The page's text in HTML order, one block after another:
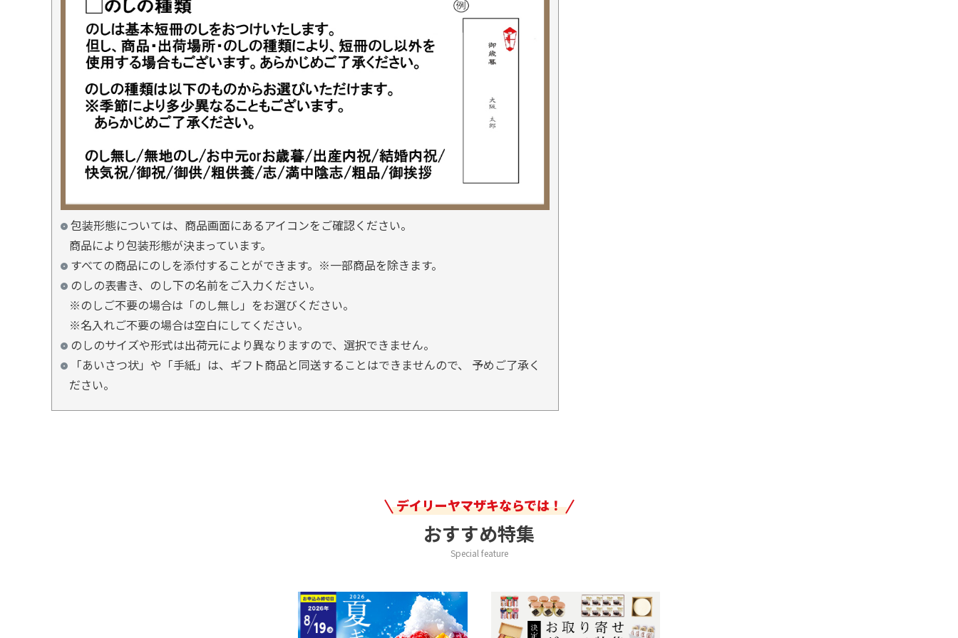
包装形態については、商品画面にあるアイコンをご確認ください。
商品により包装形態が決まっています。
すべての商品にのしを添付することができます。※一部商品を除きます。
のしの表書き、のし下の名前をご入力ください。
※のしご不要の場合は「のし無し」をお選びください。
※名入れご不要の場合は空白にしてください。
のしのサイズや形式は出荷元により異なりますので、選択できません。
「あいさつ状」や「手紙」は、ギフト商品と同送することはできませんので、 予めご了承く
ださい。
デイリーヤマザキならでは！
おすすめ特集
Special feature